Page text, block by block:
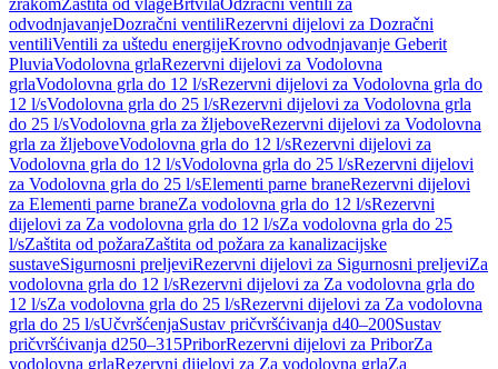
zrakomZaštita od vlageBrtvilaOdzračni ventili za
odvodnjavanjeDozračni ventiliRezervni dijelovi za Dozračni
ventiliVentili za uštedu energijeKrovno odvodnjavanje Geberit
PluviaVodolovna grlaRezervni dijelovi za Vodolovna
grlaVodolovna grla do 12 l/sRezervni dijelovi za Vodolovna grla do
12 l/sVodolovna grla do 25 l/sRezervni dijelovi za Vodolovna grla
do 25 l/sVodolovna grla za žljeboveRezervni dijelovi za Vodolovna
grla za žljeboveVodolovna grla do 12 l/sRezervni dijelovi za
Vodolovna grla do 12 l/sVodolovna grla do 25 l/sRezervni dijelovi
za Vodolovna grla do 25 l/sElementi parne braneRezervni dijelovi
za Elementi parne braneZa vodolovna grla do 12 l/sRezervni
dijelovi za Za vodolovna grla do 12 l/sZa vodolovna grla do 25
l/sZaštita od požaraZaštita od požara za kanalizacijske
sustaveSigurnosni preljeviRezervni dijelovi za Sigurnosni preljeviZa
vodolovna grla do 12 l/sRezervni dijelovi za Za vodolovna grla do
12 l/sZa vodolovna grla do 25 l/sRezervni dijelovi za Za vodolovna
grla do 25 l/sUčvršćenjaSustav pričvršćivanja d40–200Sustav
pričvršćivanja d250–315PriborRezervni dijelovi za PriborZa
vodolovna grlaRezervni dijelovi za Za vodolovna grlaZa